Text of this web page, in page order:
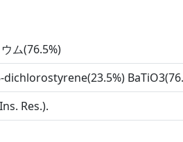
ム(76.5%)
Res.).